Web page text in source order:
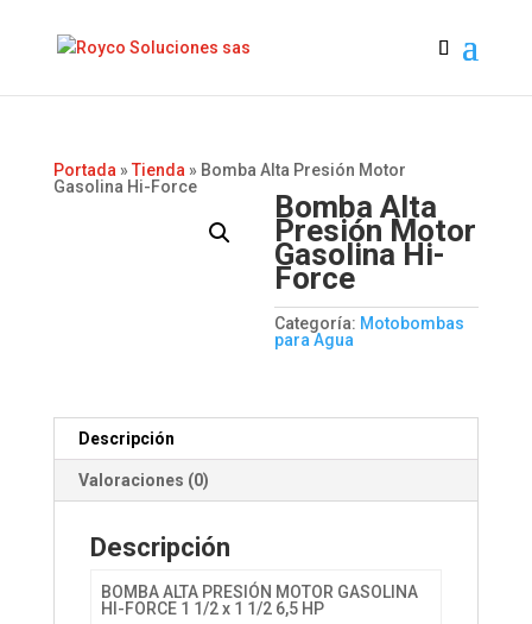
Portada » Tienda » Bomba Alta Presión Motor
Gasolina Hi-Force
Bomba Alta
Presión Motor
Gasolina Hi-
Force
Categoría: Motobombas
para Agua
Descripción
Valoraciones (0)
Descripción
BOMBA ALTA PRESIÓN MOTOR GASOLINA
HI-FORCE 1 1/2 x 1 1/2 6,5 HP